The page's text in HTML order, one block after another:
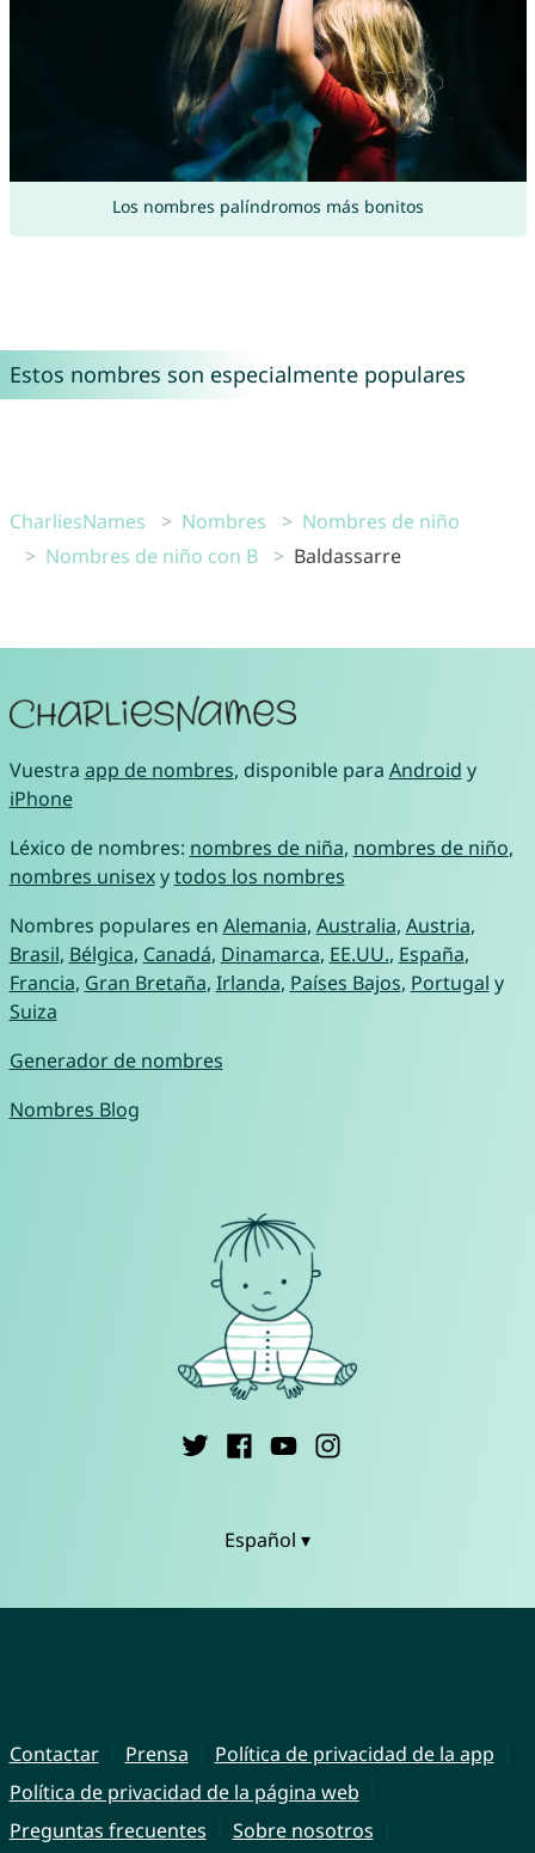
Los nombres palíndromos más bonitos
Estos nombres son especialmente populares
CharliesNames Nombres
Nombres de niño
Nombres de niño con B
Baldassarre
Vuestra app de nombres, disponible para Android y
iPhone
Léxico de nombres: nombres de niña, nombres de niño,
nombres unisexytodos los nombres
Nombres populares en Alemania, Australia, Austria,
Brasil, Bélgica, Canadá, Dinamarca, EE.UU., España,
Francia, Gran Bretaña, Irlanda, Países Bajos, Portugal y
Suiza
Generador de nombres
Nombres Blog
Español ▾
Contactar Prensa
Política de privacidad de la app
Política de privacidad de la página web
Preguntas frecuentes
Sobre nosotros